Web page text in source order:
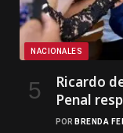
NACIONALES
Ricardo
Penal
POR BRENDA